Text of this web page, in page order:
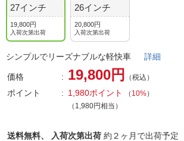
27インチ
19,800円
入荷次第出荷
26インチ
20,800円
入荷次第出荷
シンプルでリーズナブルな軽快車 詳細
価格 19,800円 （税込）
ポイント 1,980ポイント （ 10%）
（1,980円相当）
送料無料、 入荷次第出荷 約２ヶ月で出荷予定